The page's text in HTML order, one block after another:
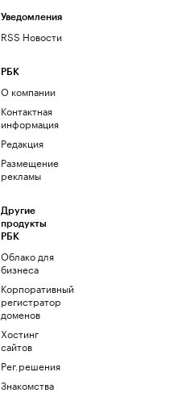
Уведомления
RSS Новости
РБК
О компании
Контактная
информация
Редакция
Размещение
рекламы
Другие
продукты
РБК
Облако для
бизнеса
Корпоративный
регистратор
доменов
Хостинг
сайтов
Рег.решения
Знакомства